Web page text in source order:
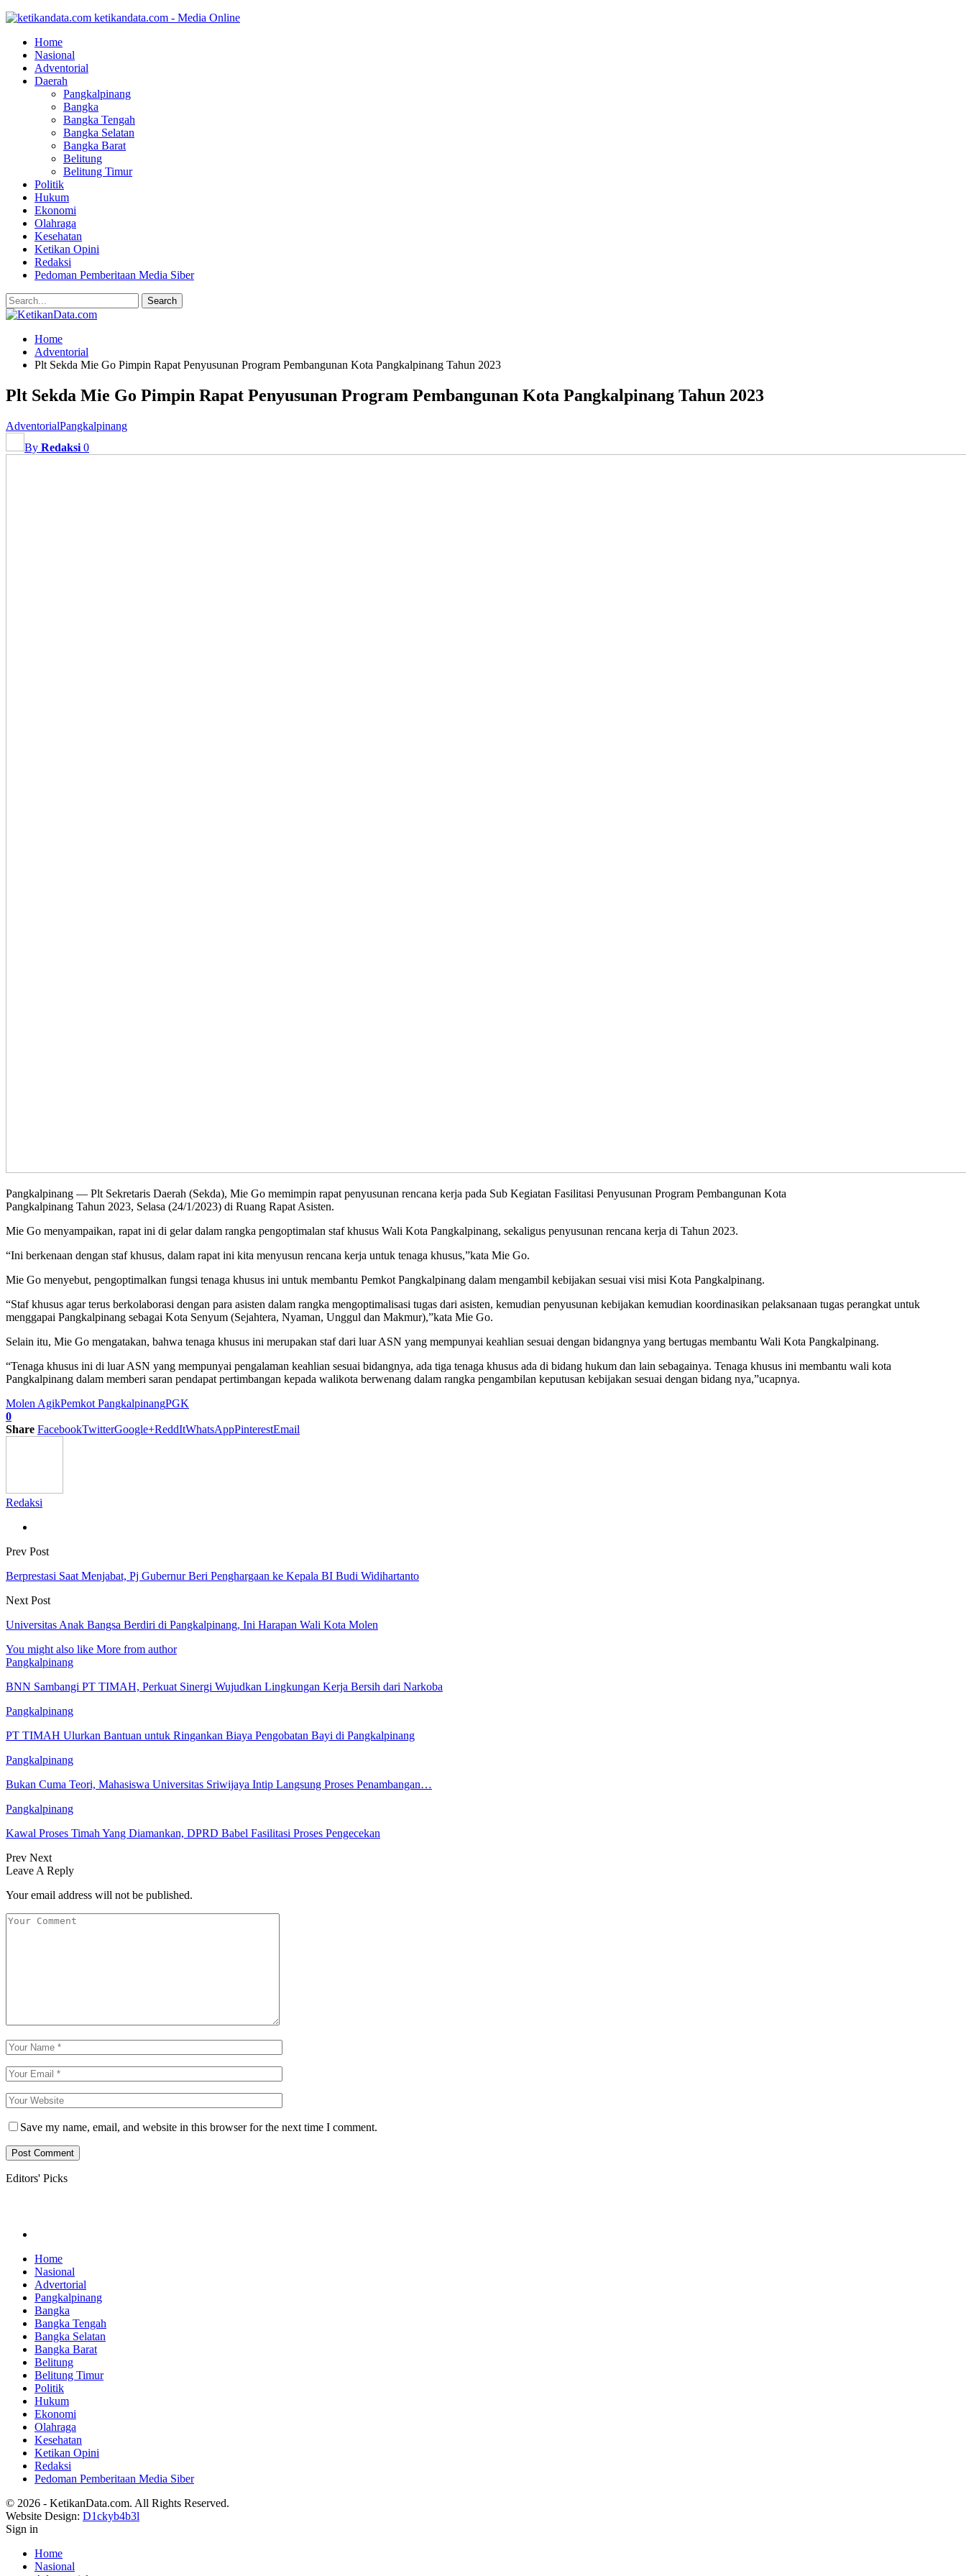
ketikandata.com - Media Online
Home
Nasional
Adventorial
Daerah
Pangkalpinang
Bangka
Bangka Tengah
Bangka Selatan
Bangka Barat
Belitung
Belitung Timur
Politik
Hukum
Ekonomi
Olahraga
Kesehatan
Ketikan Opini
Redaksi
Pedoman Pemberitaan Media Siber
Home
Adventorial
Plt Sekda Mie Go Pimpin Rapat Penyusunan Program Pembangunan Kota Pangkalpinang Tahun 2023
Plt Sekda Mie Go Pimpin Rapat Penyusunan Program Pembangunan Kota Pangkalpinang Tahun 2023
AdventorialPangkalpinang
By Redaksi 0
Pangkalpinang — Plt Sekretaris Daerah (Sekda), Mie Go memimpin rapat penyusunan rencana kerja pada Sub Kegiatan Fasilitasi Penyusunan Program Pembangunan Kota
Pangkalpinang Tahun 2023, Selasa (24/1/2023) di Ruang Rapat Asisten.
Mie Go menyampaikan, rapat ini di gelar dalam rangka pengoptimalan staf khusus Wali Kota Pangkalpinang, sekaligus penyusunan rencana kerja di Tahun 2023.
“Ini berkenaan dengan staf khusus, dalam rapat ini kita menyusun rencana kerja untuk tenaga khusus,”kata Mie Go.
Mie Go menyebut, pengoptimalkan fungsi tenaga khusus ini untuk membantu Pemkot Pangkalpinang dalam mengambil kebijakan sesuai visi misi Kota Pangkalpinang.
“Staf khusus agar terus berkolaborasi dengan para asisten dalam rangka mengoptimalisasi tugas dari asisten, kemudian penyusunan kebijakan kemudian koordinasikan pelaksanaan tugas perangkat untuk
menggapai Pangkalpinang sebagai Kota Senyum (Sejahtera, Nyaman, Unggul dan Makmur),”kata Mie Go.
Selain itu, Mie Go mengatakan, bahwa tenaga khusus ini merupakan staf dari luar ASN yang mempunyai keahlian sesuai dengan bidangnya yang bertugas membantu Wali Kota Pangkalpinang.
“Tenaga khusus ini di luar ASN yang mempunyai pengalaman keahlian sesuai bidangnya, ada tiga tenaga khusus ada di bidang hukum dan lain sebagainya. Tenaga khusus ini membantu wali kota
Pangkalpinang dalam memberi saran pendapat pertimbangan kepada walikota berwenang dalam rangka pengambilan keputusan kebijakan sesuai dengan bidang nya,”ucapnya.
Molen AgikPemkot PangkalpinangPGK
0
Share FacebookTwitterGoogle+ReddItWhatsAppPinterestEmail
Redaksi
Prev Post
Berprestasi Saat Menjabat, Pj Gubernur Beri Penghargaan ke Kepala BI Budi Widihartanto
Next Post
Universitas Anak Bangsa Berdiri di Pangkalpinang, Ini Harapan Wali Kota Molen
You might also like More from author
Pangkalpinang
BNN Sambangi PT TIMAH, Perkuat Sinergi Wujudkan Lingkungan Kerja Bersih dari Narkoba
Pangkalpinang
PT TIMAH Ulurkan Bantuan untuk Ringankan Biaya Pengobatan Bayi di Pangkalpinang
Pangkalpinang
Bukan Cuma Teori, Mahasiswa Universitas Sriwijaya Intip Langsung Proses Penambangan…
Pangkalpinang
Kawal Proses Timah Yang Diamankan, DPRD Babel Fasilitasi Proses Pengecekan
Prev Next
Leave A Reply
Your email address will not be published.
Save my name, email, and website in this browser for the next time I comment.
Editors' Picks
Home
Nasional
Advertorial
Pangkalpinang
Bangka
Bangka Tengah
Bangka Selatan
Bangka Barat
Belitung
Belitung Timur
Politik
Hukum
Ekonomi
Olahraga
Kesehatan
Ketikan Opini
Redaksi
Pedoman Pemberitaan Media Siber
© 2026 - KetikanData.com. All Rights Reserved.
Website Design: D1ckyb4b3l
Sign in
Home
Nasional